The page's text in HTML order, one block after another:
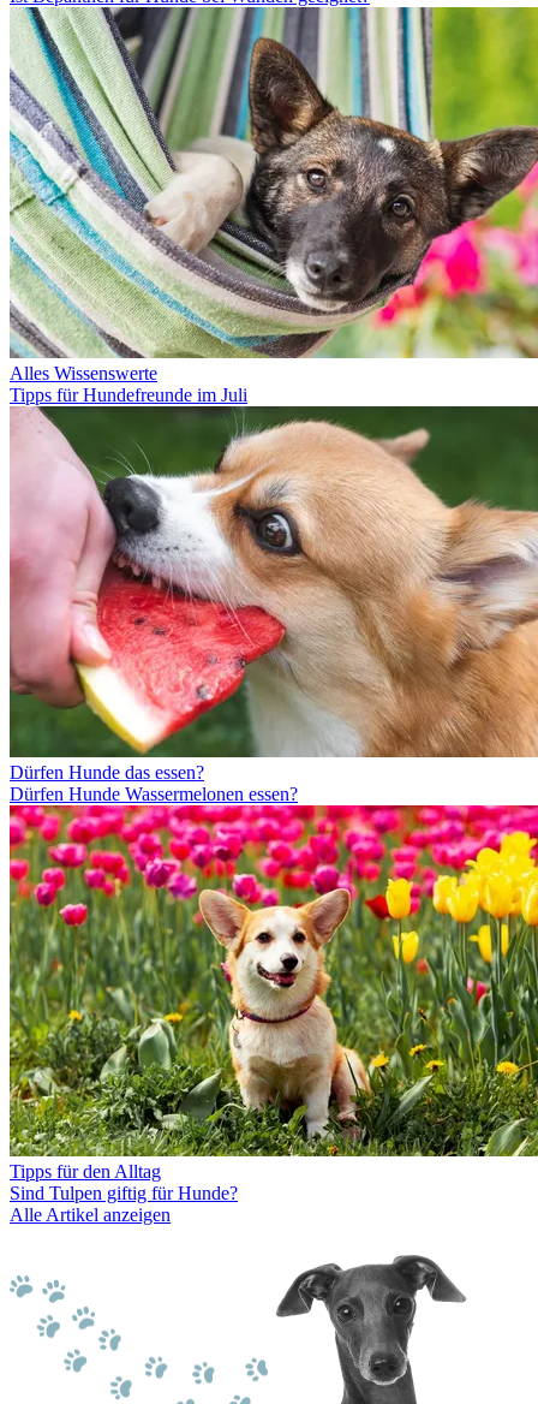
Alles Wissenswerte
Tipps für Hundefreunde im Juli
Dürfen Hunde das essen?
Dürfen Hunde Wassermelonen essen?
Tipps für den Alltag
Sind Tulpen giftig für Hunde?
Alle Artikel anzeigen